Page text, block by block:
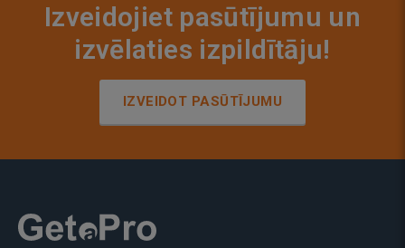
Izveidojiet pasūtījumu un
izvēlaties izpildītāju!
IZVEIDOT PASŪTĪJUMU